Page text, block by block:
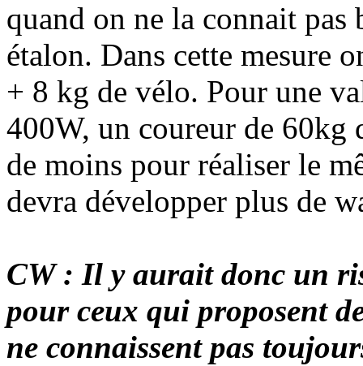
quand on ne la connait
étalon. Dans cette mesure
+ 8 kg de vélo. Pour une
400W, un coureur de 60kg
de moins pour réaliser le
devra développer plus de
CW : Il y aurait donc un
pour ceux qui proposent
ne connaissent pas